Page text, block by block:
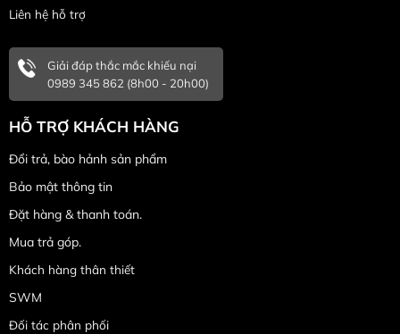
Liên hệ hỗ trợ
Giải đáp thắc mắc khiếu nại
0989 345 862 (8h00 - 20h00)
HỖ TRỢ KHÁCH HÀNG
Đổi trả, bào hảnh sản phẩm
Bảo mật thông tin
Đặt hàng & thanh toán.
Mua trả góp.
Khách hàng thân thiết
SWM
Đối tác phân phối